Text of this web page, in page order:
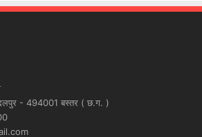
- 494001 बस्तर ( छ.ग. )